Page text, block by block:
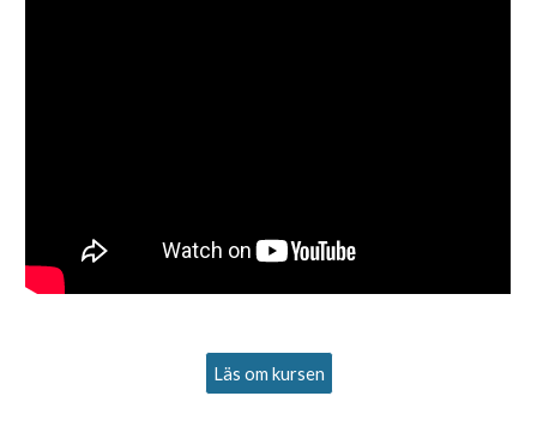
Läs om kursen